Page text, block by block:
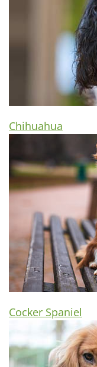
Chihuahua
Cocker Spaniel